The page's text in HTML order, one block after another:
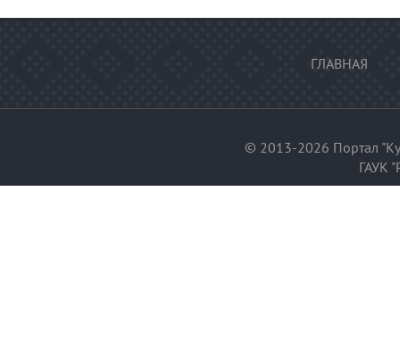
ГЛАВНАЯ
© 2013-2026 Портал
ГАУК